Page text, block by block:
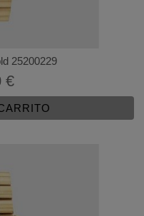
25200229
€